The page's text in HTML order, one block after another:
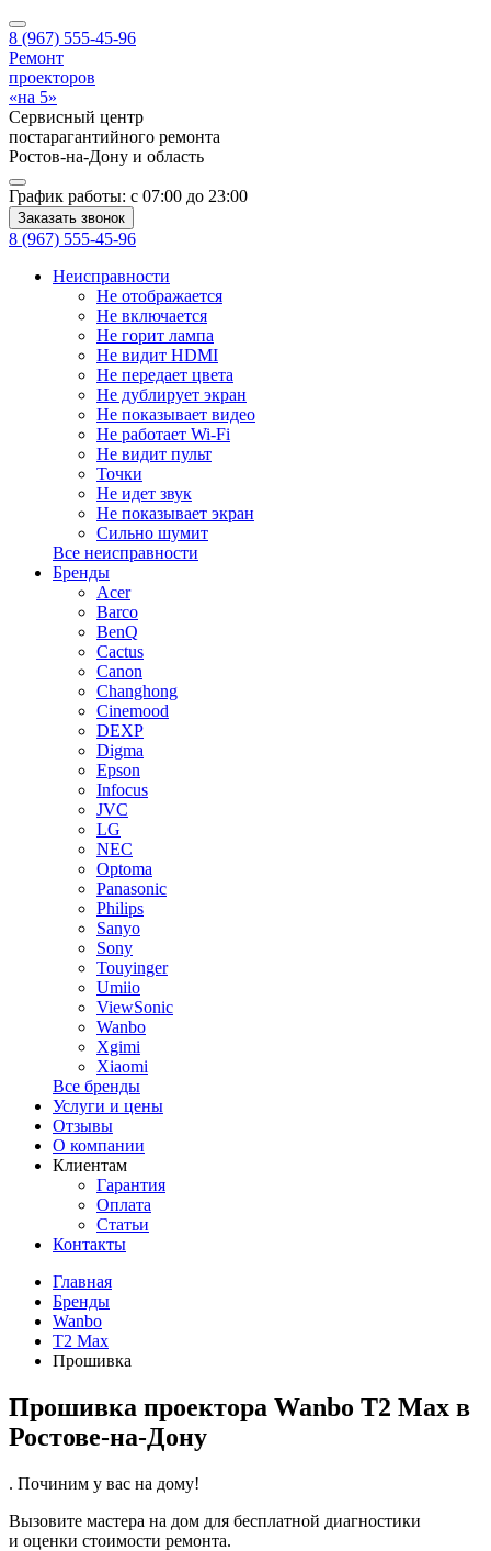
8 (967) 555-45-96
Ремонт
проекторов
«на 5»
Сервисный центр
постарагантийного ремонта
Ростов-на-Дону и область
График работы: с 07:00 до 23:00
Заказать звонок
8 (967) 555-45-96
Неисправности
Не отображается
Не включается
Не горит лампа
Не видит HDMI
Не передает цвета
Не дублирует экран
Не показывает видео
Не работает Wi-Fi
Не видит пульт
Точки
Не идет звук
Не показывает экран
Сильно шумит
Все неисправности
Бренды
Acer
Barco
BenQ
Cactus
Canon
Changhong
Cinemood
DEXP
Digma
Epson
Infocus
JVC
LG
NEC
Optoma
Panasonic
Philips
Sanyo
Sony
Touyinger
Umiio
ViewSonic
Wanbo
Xgimi
Xiaomi
Все бренды
Услуги и цены
Отзывы
О компании
Клиентам
Гарантия
Оплата
Статьи
Контакты
Главная
Бренды
Wanbo
T2 Max
Прошивка
Прошивка проектора Wanbo T2 Max в
Ростове-на-Дону
. Починим у вас на дому!
Вызовите мастера на дом для бесплатной диагностики
и оценки стоимости ремонта.